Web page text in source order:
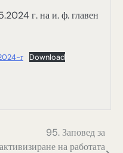
г. на и. ф. главен
г Download
95. Заповед за
активизиране на работата